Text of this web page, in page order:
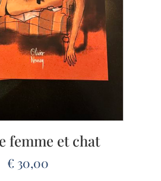
femme et chat
€ 30,00